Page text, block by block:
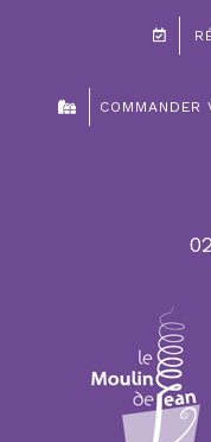
COMMANDER